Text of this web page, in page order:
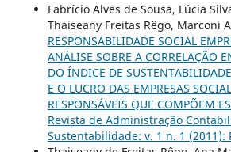
Fabrício Alves de Sousa, Lúcia
Thaiseany Freitas Rêgo, Marconi
RESPONSABILIDADE SOCIAL
ANÁLISE SOBRE A CORRELAÇÃO
DO ÍNDICE DE
E O LUCRO DAS EMPRESAS
RESPONSÁVEIS QUE COMPÕEM
Revista de Administração
Sustentabilidade: v. 1 n. 1 (2011):